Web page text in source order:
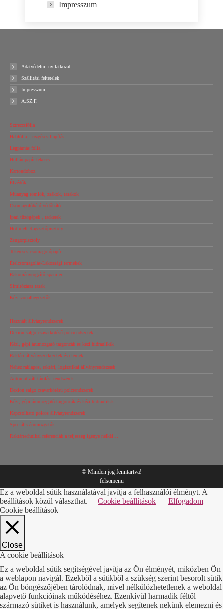
Impresszum
Adatvédelmi nyilatkozat
Szállítási feltételek
Impresszum
Á.SZ.F.
Sztreccsfólia
Habfólia – rezgéscsillapítás
Légpárnás fólia
Hullámpapír tekercs
Kartondoboz
Élvédők
Műanyag tömlők, zsákok, tasakok
Csomagolóháló védőháló
Ipari tűzőgépek , tackerek
Hot-melt Ragasztópisztoly
Zsugorpisztoly
Tekercses csomagolópapír
Ételcsomagolás-Lakossági termékek
Rakományrögzítő spanifer
Simítózáras tasak
Kézi vonalhegesztők
Használt állványrendszerek
Dexion salgo csavarkötésű polcrendszerek
Kézi, gépi árumozgató targoncák és kézi hidraulikák
Raktári állványszerkezetek és elemek
Nehéz raklapos, raktári, logisztikai állványrendszerek
Automatizált tárolási rendszerek
Dexion salgo csavarkötésű polcrendszerek
Kézi, gépi árumozgató targoncák és kézi hidraulikák
Kapcsolható polcos állványrendszerek
Speciális árumozgatók
Raktártechnikai referenciák a teljesség igénye nélkül…
© Minden jog fenntartva!
felsomenu
Ez a weboldal sütik használatával javítja a felhasználói élményt. A
beállítások közül választhat.
Cookie beállítások
Elfogadom
Cookie beállítások
Close
A cookie beállítások
Ez a weboldal sütik segítségével javítja az Ön élményét, miközben Ön
a weblapon navigál. Ezekből a sütikből a szükség szerint besorolt sütik
az Ön böngészőjében tárolódnak, mivel nélkülözhetetlenek a weboldal
alapvető funkcióinak működéséhez. Ezenkívül harmadik féltől
származó sütiket is használunk, amelyek segítenek nekünk elemezni és